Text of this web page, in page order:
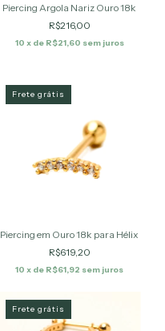
Piercing Argola Nariz Ouro 18k
R$216,00
10 x de R$21,60 sem juros
Frete grátis
Piercing em Ouro 18k para Hélix
R$619,20
10 x de R$61,92 sem juros
Frete grátis